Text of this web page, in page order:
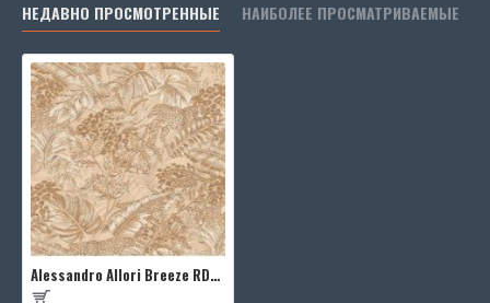
НЕДАВНО ПРОСМОТРЕННЫЕ НАИБОЛЕЕ ПРОСМАТРИВАЕМЫЕ
Alessandro Allori Breeze RDT2206-7